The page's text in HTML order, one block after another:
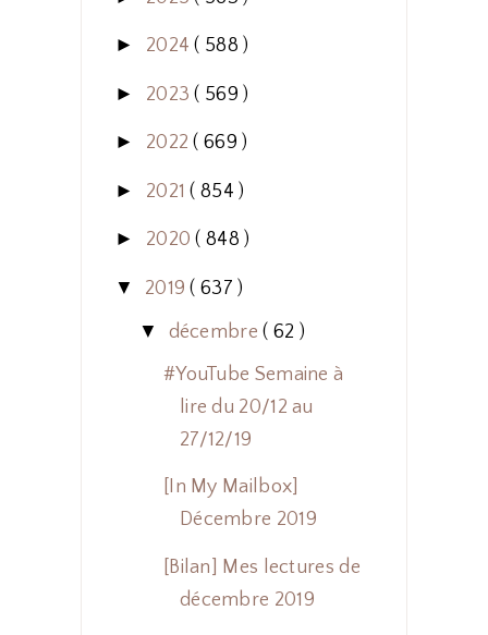
► 2024( 588 )
► 2023( 569 )
► 2022( 669 )
► 2021( 854 )
► 2020( 848 )
▼ 2019( 637 )
▼
décembre( 62 )
#YouTube Semaine à
lire du 20/12 au
27/12/19
[In My Mailbox]
Décembre 2019
[Bilan] Mes lectures de
décembre 2019